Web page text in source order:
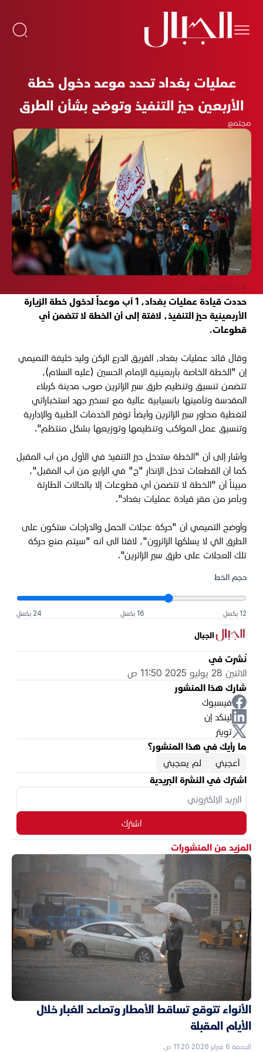
عمليات بغداد تحدد موعد دخول خطة
الأربعين حيز التنفيذ وتوضح بشأن الطرق
مجتمع
#زيارة الأربعين
حددت قيادة عمليات بغداد، 1 آب موعداً لدخول خطة الزيارة
الأربعينية حيز التنفيذ، لافتة إلى أن الخطة لا تتضمن أي
قطوعات.
وقال قائد عمليات بغداد، الفريق الدرع الركن وليد خليفة التميمي
إن "الخطة الخاصة بأربعينية الإمام الحسين (عليه السلام)،
تتضمن تنسيق وتنظيم طرق سير الزائرين صوب مدينة كربلاء
المقدسة وتأمينها بانسيابية عالية مع تسخير جهد استخباراتي
لتغطية محاور سير الزائرين وأيضاً توفير الخدمات الطبية والإدارية
وتنسيق عمل المواكب وتنظيمها وتوزيعها بشكل منتظم".
وأشار إلى أن "الخطة ستدخل حيز التنفيذ في الأول من آب المقبل
كما أن القطعات تدخل الإنذار "ج" في الرابع من آب المقبل"،
مبيناً أن "الخطة لا تتضمن أي قطوعات إلا بالحالات الطارئة
وبأمر من مقر قيادة عمليات بغداد".
وأوضح التميمي أن "حركة عجلات الحمل والدراجات ستكون على
الطرق التي لا يسلكها الزائرون"، لافتا الى أنه "سيتم منع حركة
تلك العجلات على طرق سير الزائرين".
حجم الخط
12 بكسل 16 بكسل 24 بكسل
الجبال
نُشرت في
الاثنين 28 يوليو 2025 11:50 ص
شارك هذا المنشور
فيسبوك
لينكد إن
تويتر
ما رأيك في هذا المنشور؟
أعجبني
لم يعجبني
اشترك في النشرة البريدية
اشترك
المزيد من المنشورات
الأنواء تتوقع تساقط الأمطار وتصاعد الغبار خلال
الأيام المقبلة
الجمعة 6 فبراير 2026 11:20 ص